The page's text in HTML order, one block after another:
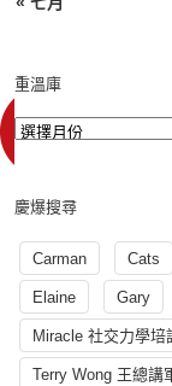
重溫庫
慶爆搜尋
Carman Cats
Elaine Gary
Miracle 社交力學培
Terry Wong 王總講